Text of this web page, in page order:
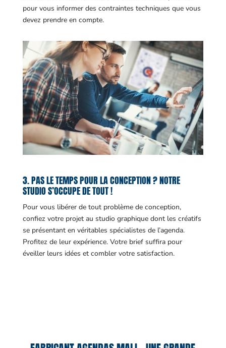
pour vous informer des contraintes techniques que vous
devez prendre en compte.
3. PAS LE TEMPS POUR LA CONCEPTION ? NOTRE
STUDIO S’OCCUPE DE TOUT !
Pour vous libérer de tout problème de conception,
confiez votre projet au studio graphique dont les créatifs
se présentant en véritables spécialistes de l’agenda.
Profitez de leur expérience. Votre brief suffira pour
éveiller leurs idées et combler votre satisfaction.